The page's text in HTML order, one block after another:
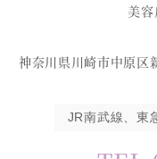
美
神奈川県川崎市中原
JR南武線、東